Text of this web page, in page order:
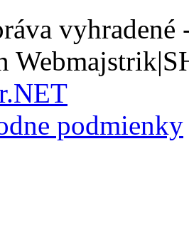
vyhradené
podmienky